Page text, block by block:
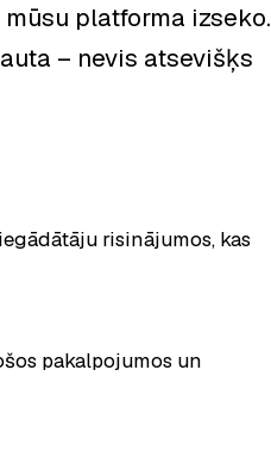
platforma izseko.
– nevis atsevišķs
cilnē
risinājumos, kas
pakalpojumos un